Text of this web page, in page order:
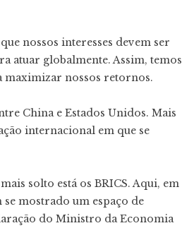
nossos interesses devem ser
atuar globalmente. Assim, temos
maximizar nossos retornos.
China e Estados Unidos. Mais
internacional em que se
solto está os BRICS. Aqui, em
mostrado um espaço de
do Ministro da Economia